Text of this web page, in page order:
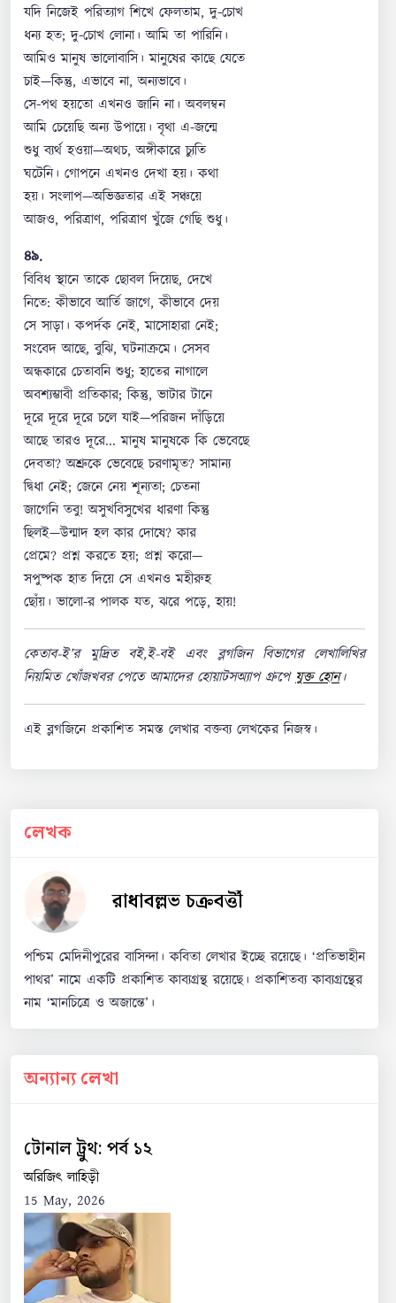
যদি নিজেই পরিত্যাগ শিখে ফেলতাম, দু-চোখ
ধন্য হত; দু-চোখ লোনা। আমি তা পারিনি।
আমিও মানুষ ভালোবাসি। মানুষের কাছে যেতে
চাই—কিন্তু, এভাবে না, অন্যভাবে।
সে-পথ হয়তো এখনও জানি না। অবলম্বন
আমি চেয়েছি অন্য উপায়ে। বৃথা এ-জন্মে
শুধু ব্যর্থ হওয়া—অথচ, অঙ্গীকারে চ্যুতি
ঘটেনি। গোপনে এখনও দেখা হয়। কথা
হয়। সংলাপ—অভিজ্ঞতার এই সঞ্চয়ে
আজও, পরিত্রাণ, পরিত্রাণ খুঁজে গেছি শুধু।
৪৯.
বিবিধ স্থানে তাকে ছোবল দিয়েছ, দেখে
নিতে: কীভাবে আর্তি জাগে, কীভাবে দেয়
সে সাড়া। কপর্দক নেই, মাসোহারা নেই;
সংবেদ আছে, বুঝি, ঘটনাক্রমে। সেসব
অন্ধকারে চেতাবনি শুধু; হাতের নাগালে
অবশ্যম্ভাবী প্রতিকার; কিন্তু, ভাটার টানে
দূরে দূরে দূরে চলে যাই—পরিজন দাঁড়িয়ে
আছে তারও দূরে... মানুষ মানুষকে কি ভেবেছে
দেবতা? অশ্রুকে ভেবেছে চরণামৃত? সামান্য
দ্বিধা নেই; জেনে নেয় শূন্যতা; চেতনা
জাগেনি তবু! অসুখবিসুখের ধারণা কিন্তু
ছিলই—উন্মাদ হল কার দোষে? কার
প্রেমে? প্রশ্ন করতে হয়; প্রশ্ন করো—
সপুষ্পক হাত দিয়ে সে এখনও মহীরুহ
ছোঁয়। ভালো-র পালক যত, ঝরে পড়ে, হায়!
কেতাব-ই’র মুদ্রিত বই,ই-বই এবং ব্লগজিন বিভাগের লেখালিখির
নিয়মিত খোঁজখবর পেতে আমাদের হোয়াটসঅ্যাপ গ্রুপেযুক্ত হোন।
এই ব্লগজিনে প্রকাশিত সমস্ত লেখার বক্তব্য লেখকের নিজস্ব।
লেখক
রাধাবল্লভ চক্রবর্ত্তী
পশ্চিম মেদিনীপুরের বাসিন্দা। কবিতা লেখার ইচ্ছে রয়েছে। ‘প্রতিভাহীন
পাথর’ নামে একটি প্রকাশিত কাব্যগ্রন্থ রয়েছে। প্রকাশিতব্য কাব্যগ্রন্থের
নাম ‘মানচিত্রে ও অজান্তে’।
অন্যান্য লেখা
টোনাল ট্রুথ: পর্ব ১২
অরিজিৎ লাহিড়ী
15 May, 2026